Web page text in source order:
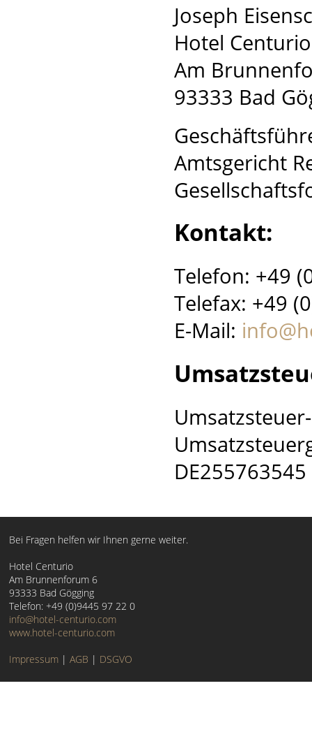
Joseph
Hotel Centurio
Am
93333 Bad
Amtsgericht
Kontakt:
Telefon: +49
Telefax: +49
E-Mail:
DE255763545
Bei Fragen helfen wir Ihnen gerne weiter.
Hotel Centurio
Am Brunnenforum 6
93333 Bad Gögging
Telefon: +49 (0)9445 97 22 0
info@hotel-centurio.com
www.hotel-centurio.com
Impressum | AGB | DSGVO